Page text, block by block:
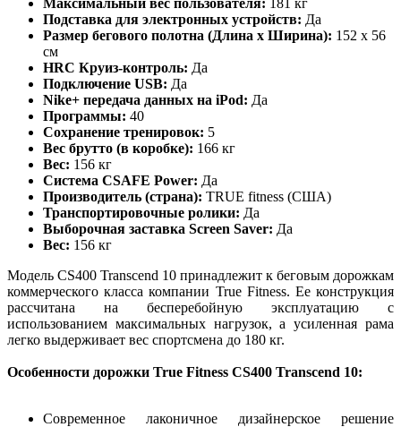
Подставка для электронных устройств: Да
Размер бегового полотна (Длина х Ширина): 152 х 56
см
HRC Круиз-контроль: Да
Подключение USB: Да
Nike+ передача данных на iPod: Да
Программы: 40
Сохранение тренировок: 5
Вес брутто (в коробке): 166 кг
Вес: 156 кг
Система CSAFE Power: Да
Производитель (страна): TRUE fitness (США)
Транспортировочные ролики: Да
Выборочная заставка Screen Saver: Да
Вес: 156 кг
Модель CS400 Transcend 10 принадлежит к беговым дорожкам
коммерческого класса компании True Fitness. Ее конструкция
рассчитана на бесперебойную эксплуатацию с
использованием максимальных нагрузок, а усиленная рама
легко выдерживает вес спортсмена до 180 кг.
Особенности дорожки True Fitness CS400 Transcend 10:
Современное лаконичное дизайнерское решение